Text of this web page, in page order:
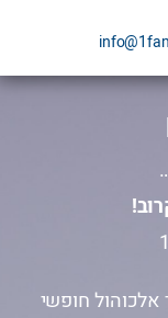
אלכוהול חופשי